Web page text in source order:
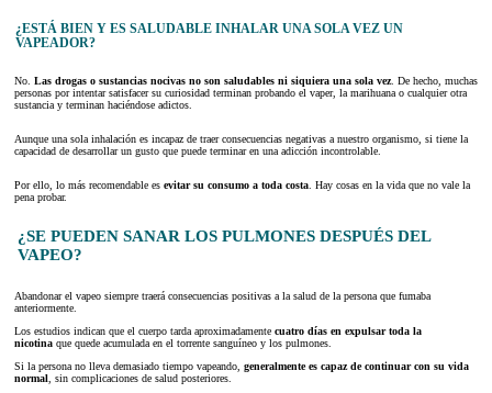
¿ESTÁ BIEN Y ES SALUDABLE INHALAR UNA SOLA VEZ UN
VAPEADOR?
No. Las drogas o sustancias nocivas no son saludables ni siquiera una sola vez. De hecho, muchas
personas por intentar satisfacer su curiosidad terminan probando el vaper, la marihuana o cualquier otra
sustancia y terminan haciéndose adictos.
Aunque una sola inhalación es incapaz de traer consecuencias negativas a nuestro organismo, si tiene la
capacidad de desarrollar un gusto que puede terminar en una adicción incontrolable.
Por ello, lo más recomendable es evitar su consumo a toda costa . Hay cosas en la vida que no vale la
pena probar.
¿SE PUEDEN SANAR LOS PULMONES DESPUÉS DEL
VAPEO?
Abandonar el vapeo siempre traerá consecuencias positivas a la salud de la persona que fumaba
anteriormente.
Los estudios indican que el cuerpo tarda aproximadamente cuatro días en expulsar toda la
nicotina que quede acumulada en el torrente sanguíneo y los pulmones.
Si la persona no lleva demasiado tiempo vapeando, generalmente es capaz de continuar con su vida
normal , sin complicaciones de salud posteriores.